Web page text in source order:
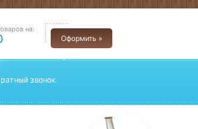
Оформить »
на:
звонок